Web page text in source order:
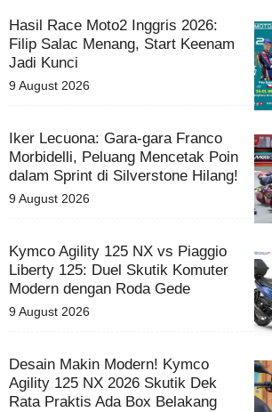
Hasil Race Moto2 Inggris 2026:
Filip Salac Menang, Start Keenam
Jadi Kunci
9 August 2026
Iker Lecuona: Gara-gara Franco
Morbidelli, Peluang Mencetak Poin
dalam Sprint di Silverstone Hilang!
9 August 2026
Kymco Agility 125 NX vs Piaggio
Liberty 125: Duel Skutik Komuter
Modern dengan Roda Gede
9 August 2026
Desain Makin Modern! Kymco
Agility 125 NX 2026 Skutik Dek
Rata Praktis Ada Box Belakang